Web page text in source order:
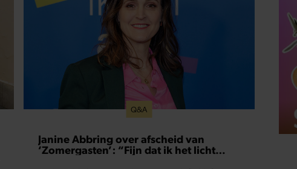
Q&A
Janine Abbring over afscheid van
‘Zomergasten’: “Fijn dat ik het licht